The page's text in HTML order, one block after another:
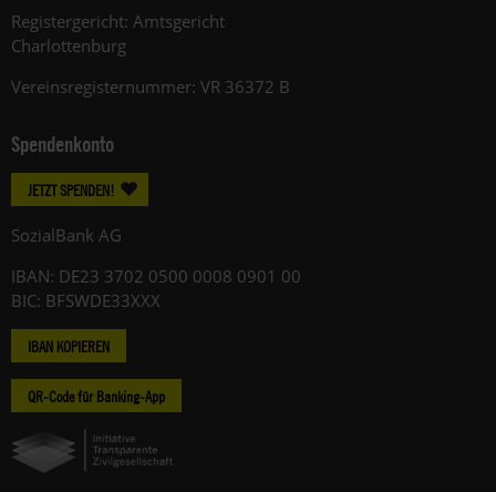
Registergericht: Amtsgericht
Charlottenburg
Vereinsregisternummer: VR 36372 B
Spendenkonto
JETZT SPENDEN!
SozialBank AG
IBAN: DE23 3702 0500 0008 0901 00
BIC: BFSWDE33XXX
IBAN KOPIEREN
QR-Code für Banking-App